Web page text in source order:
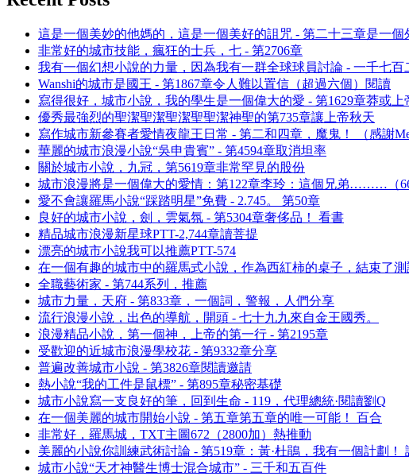
這是一個美妙的他媽的，這是一個美好的詛咒 - 第二十三章是一個
非常好的城市技能，瘋狂的士兵，七 - 第2706章
我有一個幻想小說的力量，因為我有一群全球球員討論 - 一千七百
Wanshi的城市是國王 - 第1867章令人難以置信（超過六個）閱讀
寫得很好，城市小說，我的學生是一個偉大的愛 - 第1629章莽或上
優秀最強烈的聖潔聖潔聖潔聖聖潔神聖的第735章讓上帝秋天
寫作城市新參賽者愛情夜龍王日常 - 第二和四章，魔鬼！ （感謝
華麗的城市浪漫小說“吳申貴賓” - 第4594章取消坦率
關於城市小說，九冠，第5619章非常罕見的股份
城市浪漫將是一個偉大的愛情：第122章李玲：這個兄弟………（
愛不會讓羅馬小說“踩踏明星”免費 - 2.745。 第50章
良好的城市小說，劍，雲氣氛 - 第5304章奢侈品！ 看書
精品城市浪漫新星球PTT-2,744章讀菩提
漂亮的城市小說我可以推薦PTT-574
在一個有趣的城市中的羅馬式小說，作為西紅柿的桌子，結束了測
全職藝術家 - 第744系列，推薦
城市力量，天府 - 第833章，一個詞，警報，人們分享
流行浪漫小說，出色的導航，開頭 - 七十九九來自金王國秀。
浪漫精品小說，第一個神，上帝的第一行 - 第2195章
受歡迎的近城市浪漫學校花 - 第9332章分享
普遍改善城市小說 - 第3826章閱讀邀請
熱小說“我的工件是鼠標” - 第895章秘密基礎
城市小說寫一支良好的筆，回到生命 - 119，代理總統·閱讀劉Q
在一個美麗的城市開始小說 - 第五章第五章的唯一可能！ 百合
非常好，羅馬城，TXT主圖672（2800加）熱推動
美麗的小說你訓練武術討論 - 第519章：黃·杜鵑，我有一個計劃！
城市小說“天才神醫生博士混合城市” - 三千和五百件